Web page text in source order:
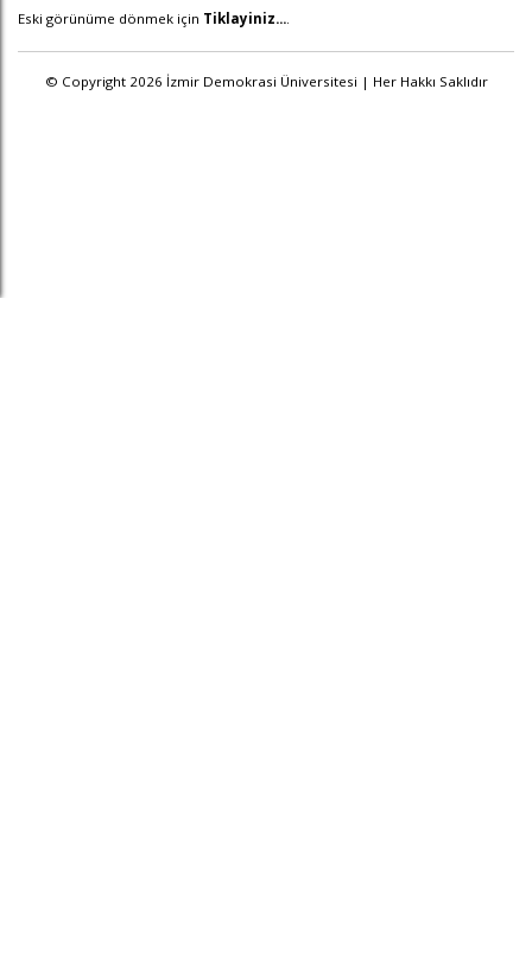
Eski görünüme dönmek için Tiklayiniz....
© Copyright 2026 İzmir Demokrasi Üniversitesi | Her Hakkı Saklıdır